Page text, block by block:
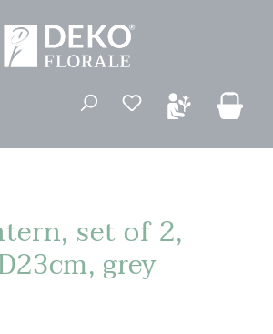
Du har 0
set of 2,
grey